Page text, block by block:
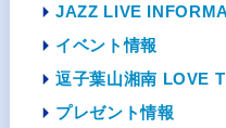
JAZZ LIVE
イベント情報
逗子葉山湘南 LOVE
プレゼント情報